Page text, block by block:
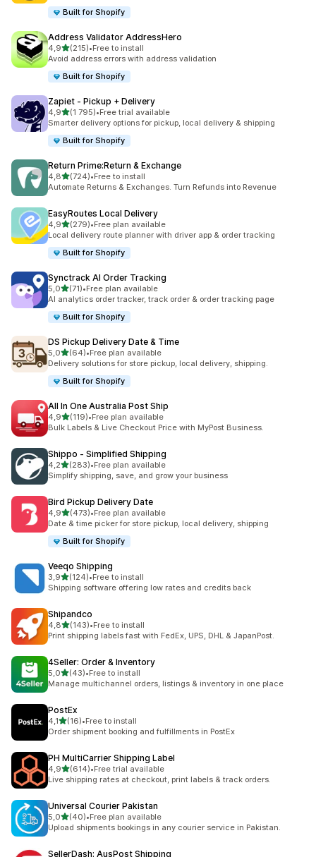
Built for Shopify
Address Validator AddressHero
4,9av 5 stjerner
(215)
Totalt 215 omtaler
•Free to install
Avoid address errors with address validation
Built for Shopify
Zapiet ‑ Pickup + Delivery
4,9av 5 stjerner
(1 795)
Totalt 1795 omtaler
•Free trial available
Smarter delivery options for pickup, local delivery & shipping
Built for Shopify
Return Prime:Return & Exchange
4,8av 5 stjerner
(724)
Totalt 724 omtaler
•Free to install
Automate Returns & Exchanges. Turn Refunds into Revenue
EasyRoutes Local Delivery
4,9av 5 stjerner
(279)
Totalt 279 omtaler
•Free plan available
Local delivery route planner with driver app & order tracking
Built for Shopify
Synctrack AI Order Tracking
5,0av 5 stjerner
(71)
Totalt 71 omtaler
•Free plan available
AI analytics order tracker, track order & order tracking page
Built for Shopify
DS Pickup Delivery Date & Time
5,0av 5 stjerner
(64)
Totalt 64 omtaler
•Free plan available
Delivery solutions for store pickup, local delivery, shipping.
Built for Shopify
All In One Australia Post Ship
4,9av 5 stjerner
(119)
Totalt 119 omtaler
•Free plan available
Bulk Labels & Live Checkout Price with MyPost Business.
Shippo ‑ Simplified Shipping
4,2av 5 stjerner
(283)
Totalt 283 omtaler
•Free plan available
Simplify shipping, save, and grow your business
Bird Pickup Delivery Date
4,9av 5 stjerner
(473)
Totalt 473 omtaler
•Free plan available
Date & time picker for store pickup, local delivery, shipping
Built for Shopify
Veeqo Shipping
3,9av 5 stjerner
(124)
Totalt 124 omtaler
•Free to install
Shipping software offering low rates and credits back
Shipandco
4,8av 5 stjerner
(143)
Totalt 143 omtaler
•Free to install
Print shipping labels fast with FedEx, UPS, DHL & JapanPost.
4Seller: Order & Inventory
5,0av 5 stjerner
(43)
Totalt 43 omtaler
•Free to install
Manage multichannel orders, listings & inventory in one place
PostEx
4,1av 5 stjerner
(16)
Totalt 16 omtaler
•Free to install
Order shipment booking and fulfillments in PostEx
PH MultiCarrier Shipping Label
4,9av 5 stjerner
(614)
Totalt 614 omtaler
•Free trial available
Live shipping rates at checkout, print labels & track orders.
Universal Courier Pakistan
5,0av 5 stjerner
(40)
Totalt 40 omtaler
•Free plan available
Upload shipments bookings in any courier service in Pakistan.
SellerDash: AusPost Shipping